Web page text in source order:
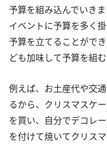
予算を組み込んでいき
イベントに予算を多く
予算を立てることがで
ども加味して予算を組
例えば、お土産代や交
るから、クリスマスケ
を買い、自分でデコレ
を付けて焼いてクリス